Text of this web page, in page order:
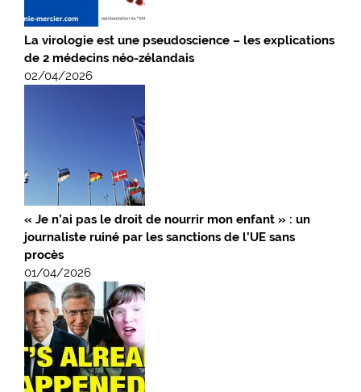
La virologie est une pseudoscience – les explications
de 2 médecins néo-zélandais
02/04/2026
« Je n’ai pas le droit de nourrir mon enfant » : un
journaliste ruiné par les sanctions de l’UE sans
procès
01/04/2026